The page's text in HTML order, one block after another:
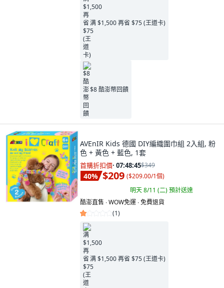
满 $1,500 再省 $75 (王道卡)
$8 酷澎幣回饋
AVEnIR Kids 德國 DIY編織圍巾組 2入組, 粉
色 + 黃色 + 藍色, 1套
首購折扣價· 07:48:44$349
40% $209 ($209.00/1個)
明天 8/11 (二)預計送達
酷澎直售 ∙ WOW免運 ∙ 免費退貨
(1)
满 $1,500 再省 $75 (王道卡)